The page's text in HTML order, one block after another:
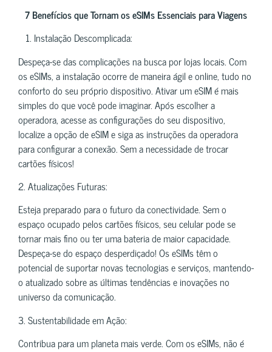
7 Benefícios que Tornam os eSIMs Essenciais para Viagens
1. Instalação Descomplicada:
Despeça-se das complicações na busca por lojas locais. Com
os eSIMs, a instalação ocorre de maneira ágil e online, tudo no
conforto do seu próprio dispositivo. Ativar um eSIM é mais
simples do que você pode imaginar. Após escolher a
operadora, acesse as configurações do seu dispositivo,
localize a opção de eSIM e siga as instruções da operadora
para configurar a conexão. Sem a necessidade de trocar
cartões físicos!
2. Atualizações Futuras:
Esteja preparado para o futuro da conectividade. Sem o
espaço ocupado pelos cartões físicos, seu celular pode se
tornar mais fino ou ter uma bateria de maior capacidade.
Despeça-se do espaço desperdiçado! Os eSIMs têm o
potencial de suportar novas tecnologias e serviços, mantendo-
o atualizado sobre as últimas tendências e inovações no
universo da comunicação.
3. Sustentabilidade em Ação:
Contribua para um planeta mais verde. Com os eSIMs, não é